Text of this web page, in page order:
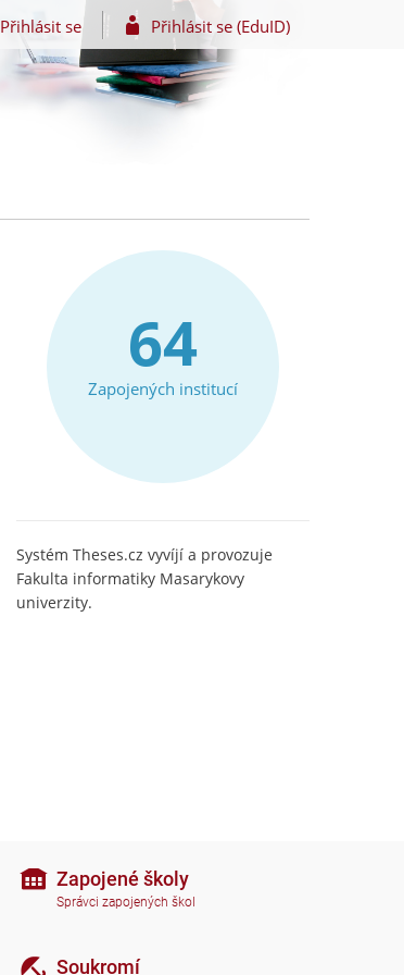
Přihlásit se Přihlásit se (EduID)
64
Zapojených institucí
Systém Theses.cz vyvíjí a provozuje
Fakulta informatiky Masarykovy
univerzity.
Zapojené školy
Správci zapojených škol
Soukromí